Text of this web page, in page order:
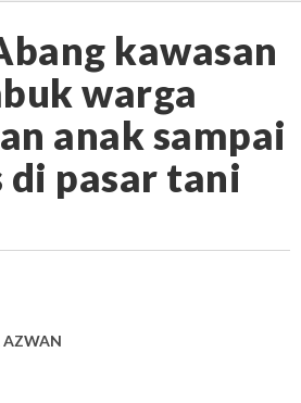
kawasan
warga
anak sampai
di pasar tani
AZWAN